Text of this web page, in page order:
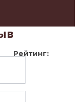
Рейтинг: